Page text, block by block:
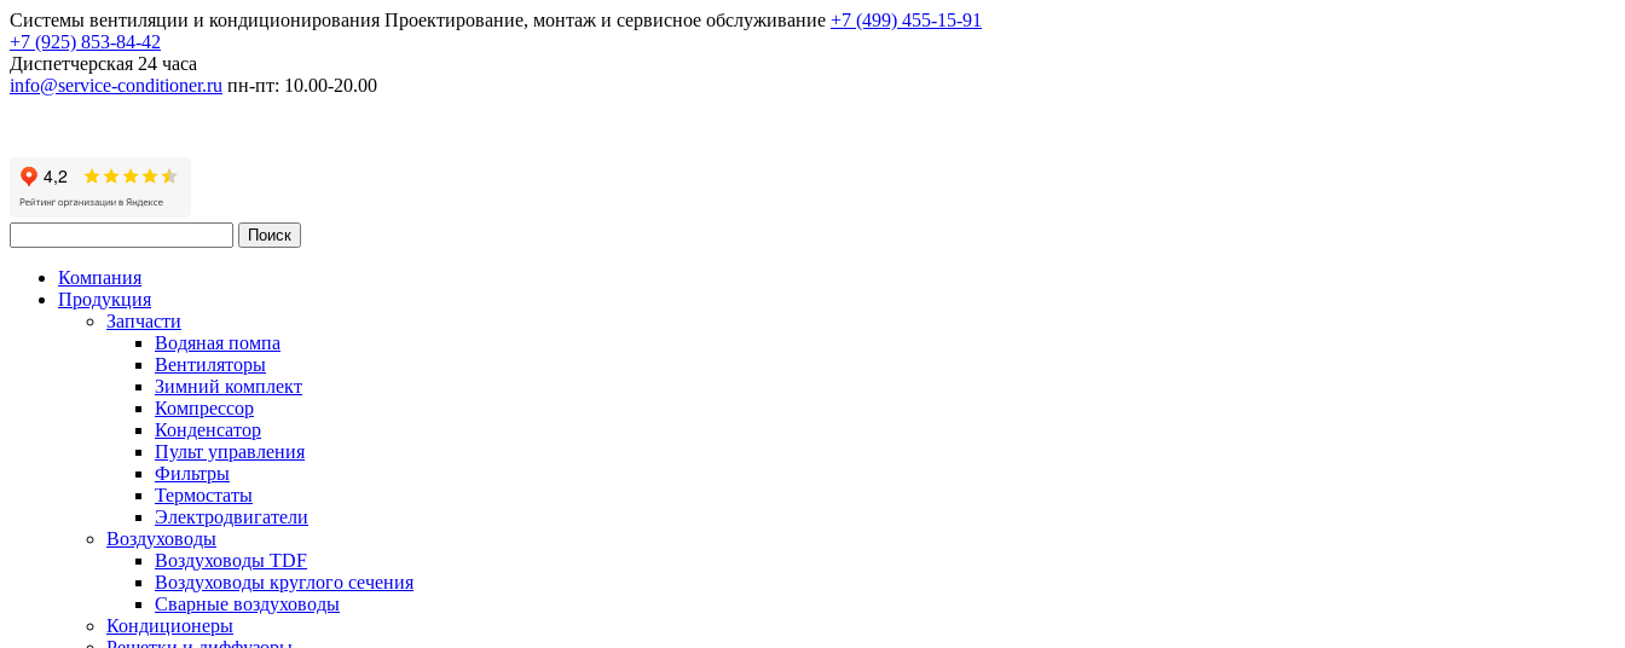
Системы вентиляции и кондиционирования Проектирование, монтаж и сервисное обслуживание +7 (499) 455-15-91
+7 (925) 853-84-42
Диспетчерская 24 часа
info@service-conditioner.ru пн-пт: 10.00-20.00
Компания
Продукция
Запчасти
Водяная помпа
Вентиляторы
Зимний комплект
Компрессор
Конденсатор
Пульт управления
Фильтры
Термостаты
Электродвигатели
Воздуховоды
Воздуховоды TDF
Воздуховоды круглого сечения
Сварные воздуховоды
Кондиционеры